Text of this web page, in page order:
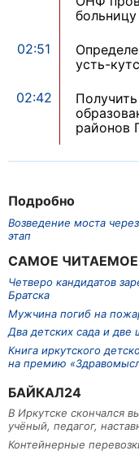
Подробно
Возведение моста
этап
САМОЕ ЧИТАЕМОЕ
Четверо кандидатов
Братска
Мужчина погиб на
Два детских сада и две
Книга иркутского
на премию
БАЙКАЛ24
В Иркутске скончался
учёный, педагог,
Контейнерные
больницу
02:51
усть-
02:42
районов